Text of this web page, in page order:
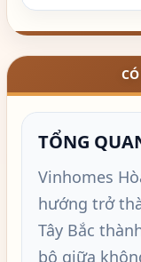
TỔNG
Vinhomes
hướng trở
Tây Bắc
bộ giữa